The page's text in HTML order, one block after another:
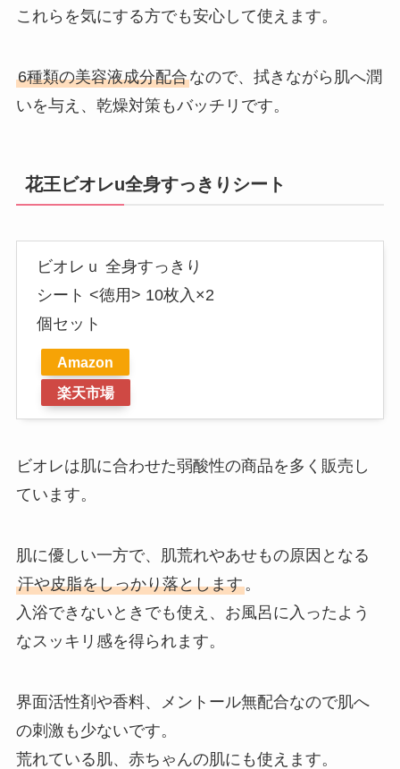
これらを気にする方でも安心して使えます。
6種類の美容液成分配合なので、拭きながら肌へ潤
いを与え、乾燥対策もバッチリです。
花王ビオレu全身すっきりシート
ビオレｕ 全身すっきり
シート <徳用> 10枚入×2
個セット
Amazon
楽天市場
ビオレは肌に合わせた弱酸性の商品を多く販売し
ています。
肌に優しい一方で、肌荒れやあせもの原因となる
汗や皮脂をしっかり落とします。
入浴できないときでも使え、お風呂に入ったよう
なスッキリ感を得られます。
界面活性剤や香料、メントール無配合なので肌へ
の刺激も少ないです。
荒れている肌、赤ちゃんの肌にも使えます。